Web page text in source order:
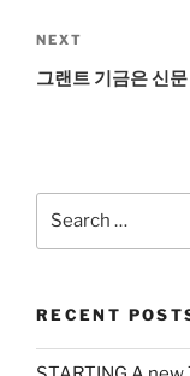
Next
Post
NEXT
그랜트 기금은 신
RECENT